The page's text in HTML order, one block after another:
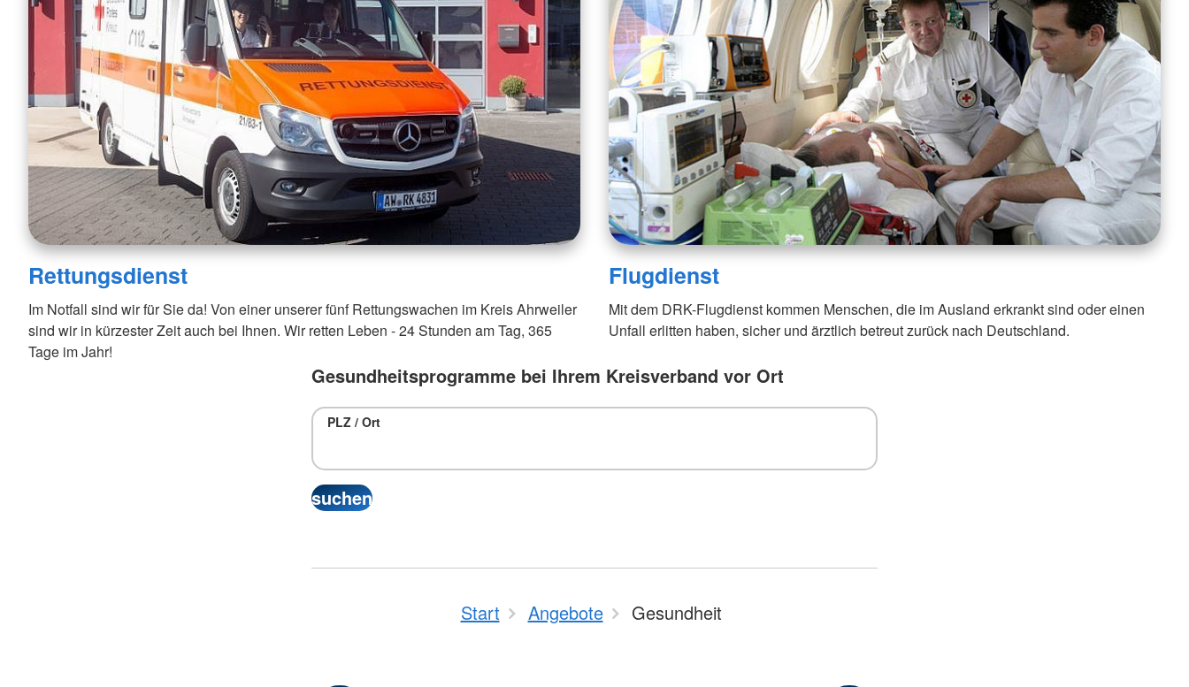
Rettungsdienst
Im Notfall sind wir für Sie da! Von einer unserer fünf Rettungswachen im Kreis Ahrweiler
sind wir in kürzester Zeit auch bei Ihnen. Wir retten Leben - 24 Stunden am Tag, 365
Tage im Jahr!
Flugdienst
Mit dem DRK-Flugdienst kommen Menschen, die im Ausland erkrankt sind oder einen
Unfall erlitten haben, sicher und ärztlich betreut zurück nach Deutschland.
Gesundheitsprogramme bei Ihrem Kreisverband vor Ort
PLZ / Ort
Start Angebote Gesundheit